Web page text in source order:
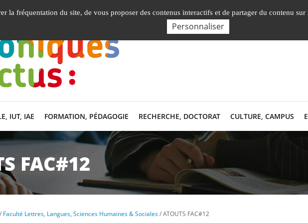
Nos Facultés, Instituts, Ecoles
IUT, IAE FORMATION, PÉDAGOGIE RECHERCHE, DOCTORAT CULTURE, CAMPUS
FAC#12
Faculté Lettres, Langues, Sciences Humaines & Sociales ATOUTS FAC#12
la fréquentation du site, de vous proposer des contenus interactifs et de partager du contenu sur
Personnaliser